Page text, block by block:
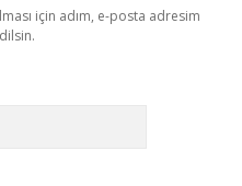
için adım, e-posta adresim